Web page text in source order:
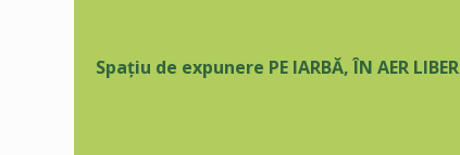
Spațiu de expunere PE IARBĂ, ÎN AER LIBER